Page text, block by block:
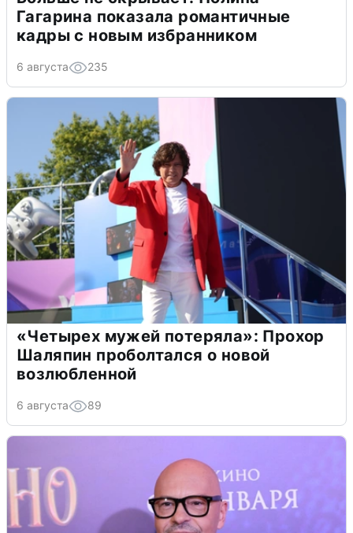
Гагарина показала романтичные
кадры с новым избранником
6 августа 235
«Четырех мужей потеряла»: Прохор
Шаляпин проболтался о новой
возлюбленной
6 августа 89